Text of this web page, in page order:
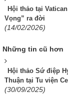
Hội thảo tại
Vọng” ra đời
(14/02/2026)
Những tin cũ hơn
Hội thảo Sứ điệp
Thuận tại Tu viện
(30/09/2025)